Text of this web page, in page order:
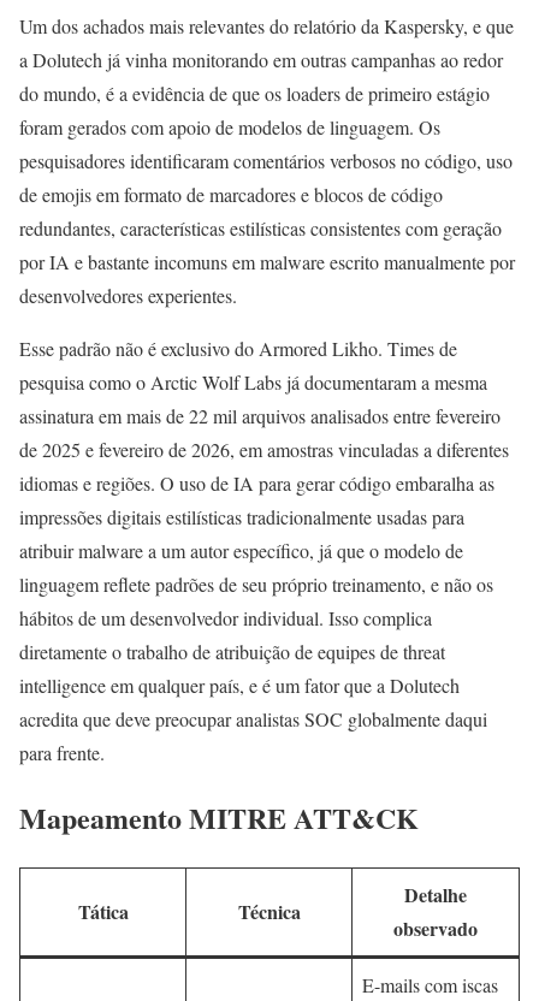
Um dos achados mais relevantes do relatório da Kaspersky, e que
a Dolutech já vinha monitorando em outras campanhas ao redor
do mundo, é a evidência de que os loaders de primeiro estágio
foram gerados com apoio de modelos de linguagem. Os
pesquisadores identificaram comentários verbosos no código, uso
de emojis em formato de marcadores e blocos de código
redundantes, características estilísticas consistentes com geração
por IA e bastante incomuns em malware escrito manualmente por
desenvolvedores experientes.
Esse padrão não é exclusivo do Armored Likho. Times de
pesquisa como o Arctic Wolf Labs já documentaram a mesma
assinatura em mais de 22 mil arquivos analisados entre fevereiro
de 2025 e fevereiro de 2026, em amostras vinculadas a diferentes
idiomas e regiões. O uso de IA para gerar código embaralha as
impressões digitais estilísticas tradicionalmente usadas para
atribuir malware a um autor específico, já que o modelo de
linguagem reflete padrões de seu próprio treinamento, e não os
hábitos de um desenvolvedor individual. Isso complica
diretamente o trabalho de atribuição de equipes de threat
intelligence em qualquer país, e é um fator que a Dolutech
acredita que deve preocupar analistas SOC globalmente daqui
para frente.
Mapeamento MITRE ATT&CK
Tática Técnica
Detalhe
observado
E-mails com iscas